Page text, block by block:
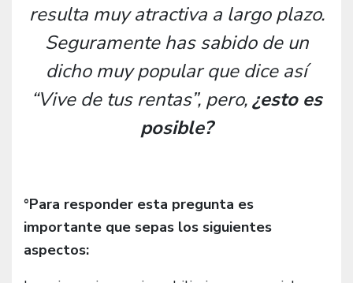
resulta muy atractiva a largo plazo.
Seguramente has sabido de un
dicho muy popular que dice así
“Vive de tus rentas”, pero,¿esto es
posible?
°Para responder esta pregunta es
importante que sepas los siguientes
aspectos: